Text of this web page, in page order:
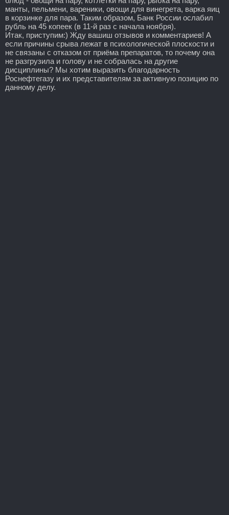
манты, пельмени, вареники, овощи для винегрета, варка яиц
в корзинке для пара. Таким образом, Банк России ослабил
рубль на 45 копеек (в 11-й раз с начала ноября).
Итак, приступим:) Жду вашиш отзывов и комментариев! А
если причины срыва лежат в психологической плоскости и
не связаны с отказом от приёма препаратов, то почему она
не разгрузила и голову и не собралась на другие
дисциплины? Мы хотим выразить благодарность
Роснефтегазу и их представителям за активную позицию по
данному делу.